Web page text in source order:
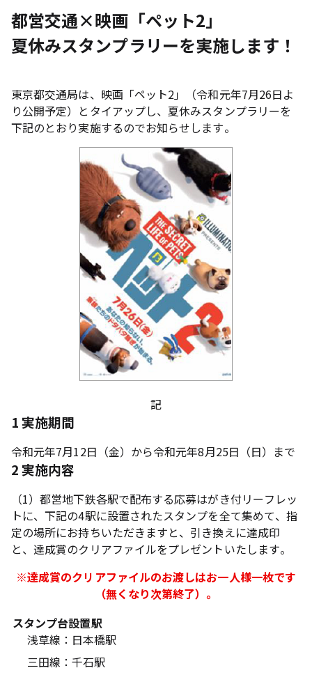
都営交通×映画「ペット2」
夏休みスタンプラリーを実施します！
東京都交通局は、映画「ペット2」（令和元年7月26日よ
り公開予定）とタイアップし、夏休みスタンプラリーを
下記のとおり実施するのでお知らせします。
記
1 実施期間
令和元年7月12日（金）から令和元年8月25日（日）まで
2 実施内容
（1）都営地下鉄各駅で配布する応募はがき付リーフレッ
トに、下記の4駅に設置されたスタンプを全て集めて、指
定の場所にお持ちいただきますと、引き換えに達成印
と、達成賞のクリアファイルをプレゼントいたします。
※達成賞のクリアファイルのお渡しはお一人様一枚です
（無くなり次第終了）。
スタンプ台設置駅
浅草線：日本橋駅
三田線：千石駅